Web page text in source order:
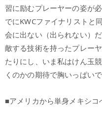
習に励むプレーヤーの姿が
でにKWCファイナリストと
会に出ない（出られない）
敵する技術を持ったプレー
たりにし、いま私はけん玉
くのかの期待で胸いっぱいで
■アメリカから単身メキシコ